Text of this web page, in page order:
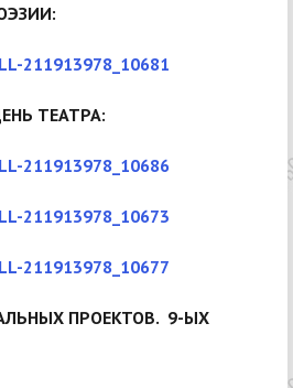
211913978_10681
ТЕАТРА:
211913978_10686
211913978_10673
211913978_10677
ПРОЕКТОВ. 9-ЫХ